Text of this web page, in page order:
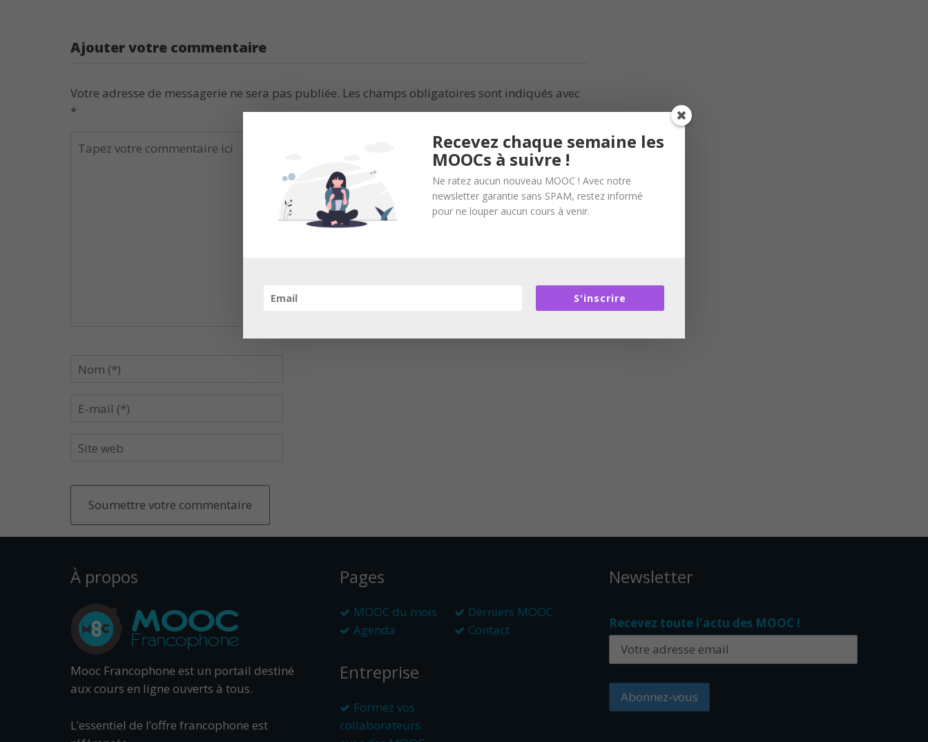
Ajouter votre commentaire
Votre adresse de messagerie ne sera pas publiée. Les champs obligatoires sont indiqués avec
*
À propos
Mooc Francophone est un portail destiné
aux cours en ligne ouverts à tous.
L’essentiel de l’offre francophone est
Pages
MOOC du mois
Derniers MOOC
Agenda
Contact
Entreprise
Formez vos
collaborateurs
Newsletter
Recevez toute l'actu des MOOC !
Recevez chaque semaine les
MOOCs à suivre !
Ne ratez aucun nouveau MOOC ! Avec notre
newsletter garantie sans SPAM, restez informé
pour ne louper aucun cours à venir.
S'inscrire